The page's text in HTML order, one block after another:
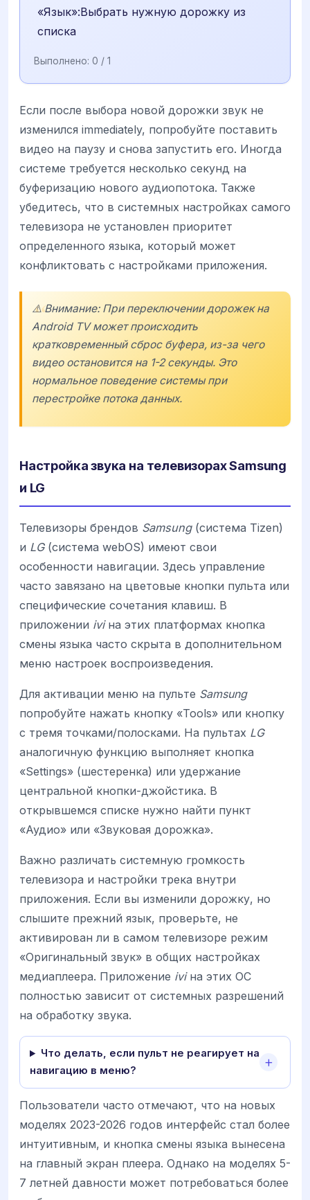
«Язык»:Выбрать нужную дорожку из
списка
Выполнено: 0 / 1
Если после выбора новой дорожки звук не
изменился immediately, попробуйте поставить
видео на паузу и снова запустить его. Иногда
системе требуется несколько секунд на
буферизацию нового аудиопотока. Также
убедитесь, что в системных настройках самого
телевизора не установлен приоритет
определенного языка, который может
конфликтовать с настройками приложения.
⚠️ Внимание: При переключении дорожек на
Android TV может происходить
кратковременный сброс буфера, из-за чего
видео остановится на 1-2 секунды. Это
нормальное поведение системы при
перестройке потока данных.
Настройка звука на телевизорах Samsung
и LG
Телевизоры брендов Samsung(система Tizen)
и LG(система webOS) имеют свои
особенности навигации. Здесь управление
часто завязано на цветовые кнопки пульта или
специфические сочетания клавиш. В
приложении iviна этих платформах кнопка
смены языка часто скрыта в дополнительном
меню настроек воспроизведения.
Для активации меню на пульте Samsung
попробуйте нажать кнопку «Tools» или кнопку
с тремя точками/полосками. На пультах LG
аналогичную функцию выполняет кнопка
«Settings» (шестеренка) или удержание
центральной кнопки-джойстика. В
открывшемся списке нужно найти пункт
«Аудио» или «Звуковая дорожка».
Важно различать системную громкость
телевизора и настройки трека внутри
приложения. Если вы изменили дорожку, но
слышите прежний язык, проверьте, не
активирован ли в самом телевизоре режим
«Оригинальный звук» в общих настройках
медиаплеера. Приложение iviна этих ОС
полностью зависит от системных разрешений
на обработку звука.
Что делать, если пульт не реагирует на
навигацию в меню?
Пользователи часто отмечают, что на новых
моделях 2023-2026 годов интерфейс стал более
интуитивным, и кнопка смены языка вынесена
на главный экран плеера. Однако на моделях 5-
7 летней давности может потребоваться более